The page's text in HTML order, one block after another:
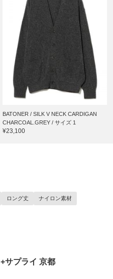
BATONER / SILK V NECK CARDIGAN
CHARCOAL.GREY / サイズ 1
¥23,100
ロング丈 ナイロン素材
サプライ 京都